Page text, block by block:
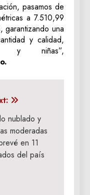
pasamos de
a 7.510,99
garantizando una
y calidad,
y niñas”,
nublado y
moderadas
en 11
del país